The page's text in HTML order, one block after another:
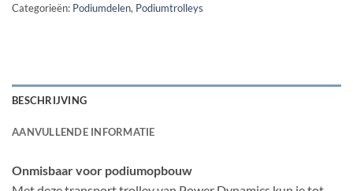
Categorieën: Podiumdelen, Podiumtrolleys
BESCHRIJVING
AANVULLENDE INFORMATIE
Onmisbaar voor podiumopbouw